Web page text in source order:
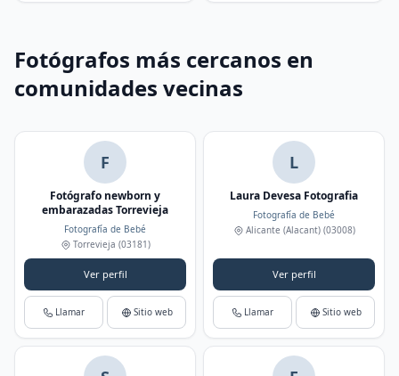
Fotógrafos más cercanos en
comunidades vecinas
F
Fotógrafo newborn y
embarazadas Torrevieja
Fotografía de Bebé
Torrevieja (03181)
Ver perfil
Llamar Sitio web
L
Laura Devesa Fotografia
Fotografía de Bebé
Alicante (Alacant)(03008)
Ver perfil
Llamar Sitio web